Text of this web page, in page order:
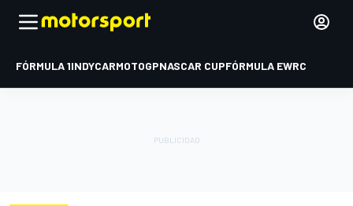
FÓRMULA 1INDYCARMOTOGPNASCAR CUPFÓRMULA EWRC